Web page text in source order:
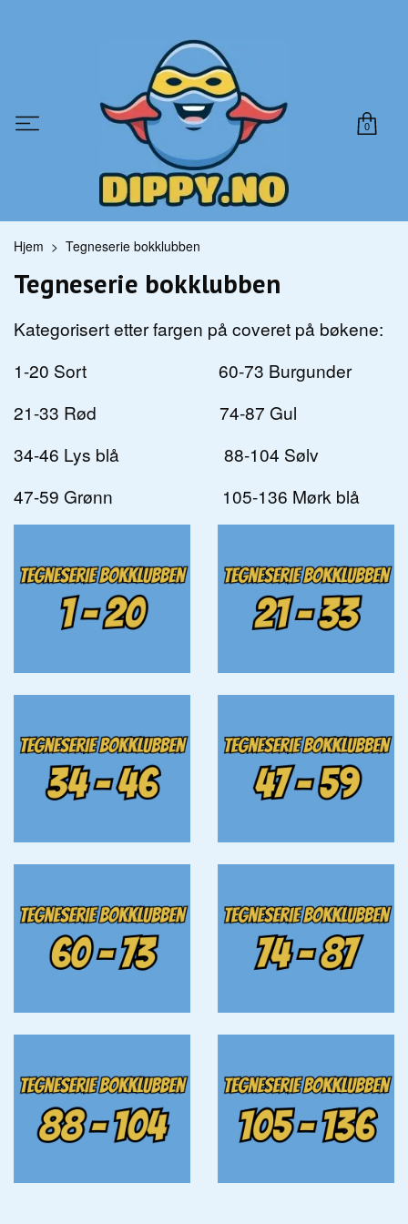
0
Hjem Tegneserie bokklubben
Tegneserie bokklubben
Kategorisert etter fargen på coveret på bøkene:
1-20 Sort 60-73 Burgunder
21-33 Rød 74-87 Gul
34-46 Lys blå 88-104 Sølv
47-59 Grønn 105-136 Mørk blå